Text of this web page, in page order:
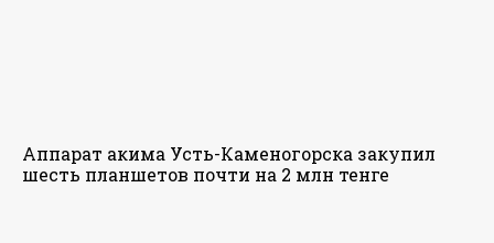
Аппарат акима Усть-Каменогорска закупил
шесть планшетов почти на 2 млн тенге